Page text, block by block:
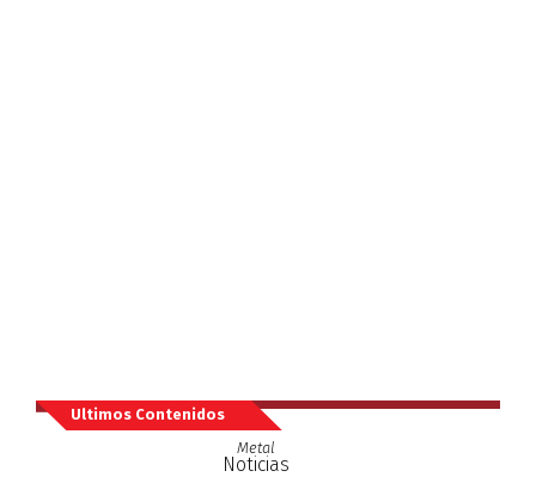
Ultimos Contenidos
Metal
Noticias